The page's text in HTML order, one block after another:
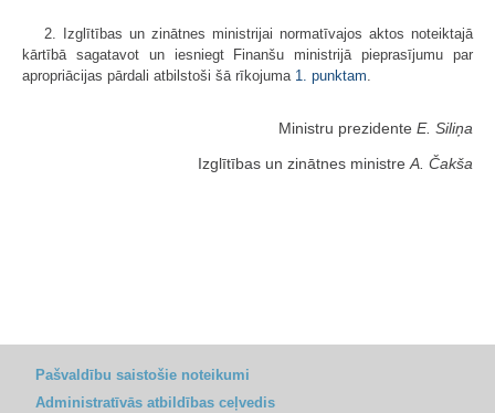
2. Izglītības un zinātnes ministrijai normatīvajos aktos noteiktajā
kārtībā sagatavot un iesniegt Finanšu ministrijā pieprasījumu par
apropriācijas pārdali atbilstoši šā rīkojuma 1. punktam
Ministru prezidente E. Siliņa
Izglītības un zinātnes ministre A. Čakša
Pašvaldību saistošie noteikumi
Administratīvās atbildības ceļvedis